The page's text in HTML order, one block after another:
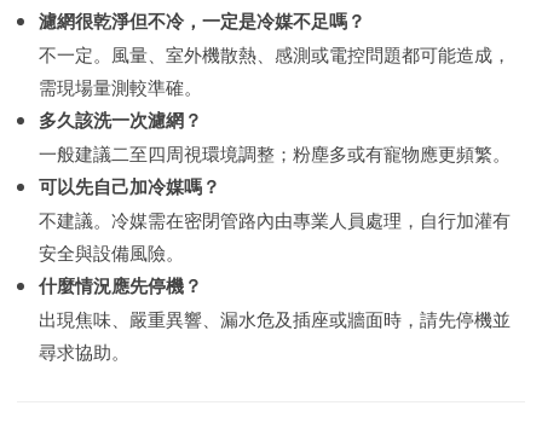
濾網很乾淨但不冷，一定是冷媒不足嗎？
不一定。風量、室外機散熱、感測或電控問題都可能造成，
需現場量測較準確。
多久該洗一次濾網？
一般建議二至四周視環境調整；粉塵多或有寵物應更頻繁。
可以先自己加冷媒嗎？
不建議。冷媒需在密閉管路內由專業人員處理，自行加灌有
安全與設備風險。
什麼情況應先停機？
出現焦味、嚴重異響、漏水危及插座或牆面時，請先停機並
尋求協助。